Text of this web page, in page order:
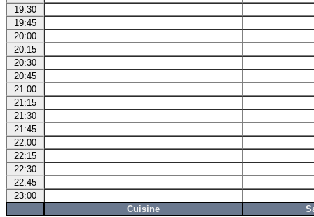
19:30
19:45
20:00
20:15
20:30
20:45
21:00
21:15
21:30
21:45
22:00
22:15
22:30
22:45
23:00
Cuisine